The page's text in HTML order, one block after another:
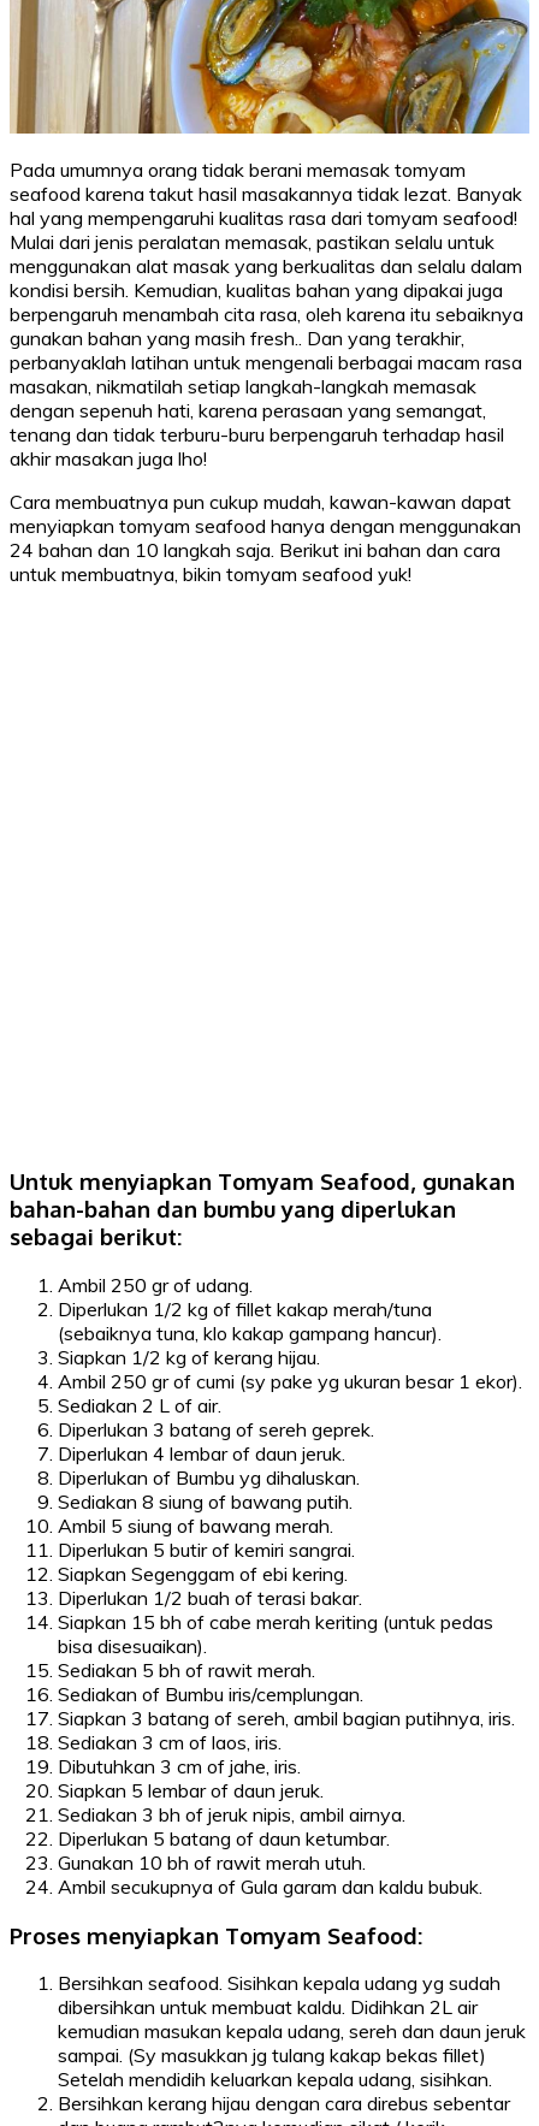
Pada umumnya orang tidak berani memasak tomyam
seafood karena takut hasil masakannya tidak lezat. Banyak
hal yang mempengaruhi kualitas rasa dari tomyam seafood!
Mulai dari jenis peralatan memasak, pastikan selalu untuk
menggunakan alat masak yang berkualitas dan selalu dalam
kondisi bersih. Kemudian, kualitas bahan yang dipakai juga
berpengaruh menambah cita rasa, oleh karena itu sebaiknya
gunakan bahan yang masih fresh.. Dan yang terakhir,
perbanyaklah latihan untuk mengenali berbagai macam rasa
masakan, nikmatilah setiap langkah-langkah memasak
dengan sepenuh hati, karena perasaan yang semangat,
tenang dan tidak terburu-buru berpengaruh terhadap hasil
akhir masakan juga lho!
Cara membuatnya pun cukup mudah, kawan-kawan dapat
menyiapkan tomyam seafood hanya dengan menggunakan
24 bahan dan 10 langkah saja. Berikut ini bahan dan cara
untuk membuatnya, bikin tomyam seafood yuk!
Untuk menyiapkan Tomyam Seafood, gunakan
bahan-bahan dan bumbu yang diperlukan
sebagai berikut:
Ambil 250 gr of udang.
Diperlukan 1/2 kg of fillet kakap merah/tuna
(sebaiknya tuna, klo kakap gampang hancur).
Siapkan 1/2 kg of kerang hijau.
Ambil 250 gr of cumi (sy pake yg ukuran besar 1 ekor).
Sediakan 2 L of air.
Diperlukan 3 batang of sereh geprek.
Diperlukan 4 lembar of daun jeruk.
Diperlukan of Bumbu yg dihaluskan.
Sediakan 8 siung of bawang putih.
Ambil 5 siung of bawang merah.
Diperlukan 5 butir of kemiri sangrai.
Siapkan Segenggam of ebi kering.
Diperlukan 1/2 buah of terasi bakar.
Siapkan 15 bh of cabe merah keriting (untuk pedas
bisa disesuaikan).
Sediakan 5 bh of rawit merah.
Sediakan of Bumbu iris/cemplungan.
Siapkan 3 batang of sereh, ambil bagian putihnya, iris.
Sediakan 3 cm of laos, iris.
Dibutuhkan 3 cm of jahe, iris.
Siapkan 5 lembar of daun jeruk.
Sediakan 3 bh of jeruk nipis, ambil airnya.
Diperlukan 5 batang of daun ketumbar.
Gunakan 10 bh of rawit merah utuh.
Ambil secukupnya of Gula garam dan kaldu bubuk.
Proses menyiapkan Tomyam Seafood:
Bersihkan seafood. Sisihkan kepala udang yg sudah
dibersihkan untuk membuat kaldu. Didihkan 2L air
kemudian masukan kepala udang, sereh dan daun jeruk
sampai. (Sy masukkan jg tulang kakap bekas fillet)
Setelah mendidih keluarkan kepala udang, sisihkan.
Bersihkan kerang hijau dengan cara direbus sebentar